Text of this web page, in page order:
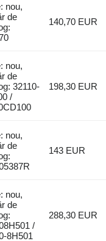
nou,
de
140,70 EUR
nou,
de
32110-
/
198,30 EUR
nou,
de
143 EUR
nou,
de
/
8H501
288,30 EUR